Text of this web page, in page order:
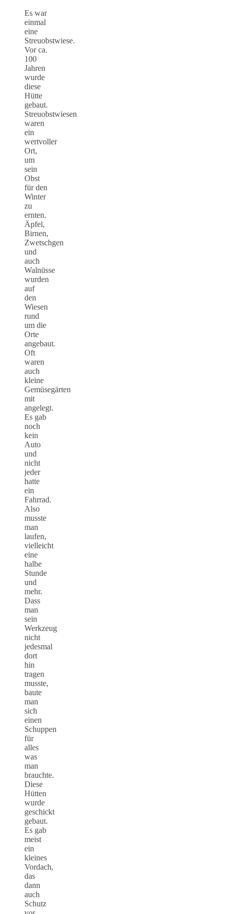
Es war
einmal
eine
Streuobstwiese.
Vor ca.
100
Jahren
wurde
diese
Hütte
gebaut.
Streuobstwiesen
waren
ein
wertvoller
Ort,
um
sein
Obst
für den
Winter
zu
ernten.
Äpfel,
Birnen,
Zwetschgen
und
auch
Walnüsse
wurden
auf
den
Wiesen
rund
um die
Orte
angebaut.
Oft
waren
auch
kleine
Gemüsegärten
mit
angelegt.
Es gab
noch
kein
Auto
und
nicht
jeder
hatte
ein
Fahrrad.
Also
musste
man
laufen,
vielleicht
eine
halbe
Stunde
und
mehr.
Dass
man
sein
Werkzeug
nicht
jedesmal
dort
hin
tragen
musste,
baute
man
sich
einen
Schuppen
für
alles
was
man
brauchte.
Diese
Hütten
wurde
geschickt
gebaut.
Es gab
meist
ein
kleines
Vordach,
das
dann
auch
Schutz